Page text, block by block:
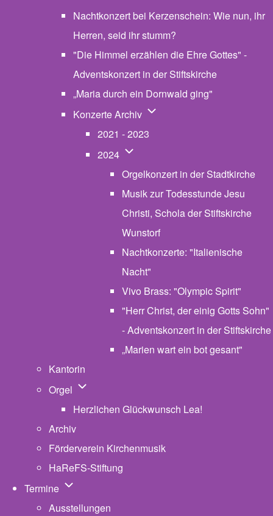
Nachtkonzert bei Kerzenschein: Wie nun, ihr
Herren, seid ihr stumm?
"Die Himmel erzählen die Ehre Gottes" -
Adventskonzert in der Stiftskirche
„Maria durch ein Dornwald ging"
Konzerte Archiv Unternavigation von
2021 - 2023
2024 Unternavigation von 2024
Orgelkonzert in der Stadtkirche
Musik zur Todesstunde Jesu
Christi, Schola der Stiftskirche
Wunstorf
Nachtkonzerte: "Italienische
Nacht"
Vivo Brass: "Olympic Spirit"
"Herr Christ, der einig Gotts Sohn"
- Adventskonzert in der Stiftskirche
„Marien wart ein bot gesant"
Kantorin
Orgel Unternavigation von Orgel
Herzlichen Glückwunsch Lea!
Archiv
Förderverein Kirchenmusik
HaReFS-Stiftung
Termine Unternavigation von Termine
Ausstellungen